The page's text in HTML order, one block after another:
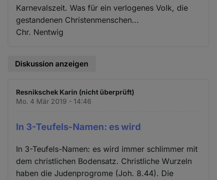
Karnevalszeit. Was für ein verlogenes Volk, die
gestandenen Christenmenschen...
Chr. Nentwig
Diskussion anzeigen
Resnikschek Karin (nicht überprüft)
Mo. 4 Mär 2019 - 14:46
In 3-Teufels-Namen: es wird
In 3-Teufels-Namen: es wird immer schlimmer mit
dem christlichen Bodensatz. Christliche Wurzeln
haben die Judenprogrome (Joh. 8.44). Die